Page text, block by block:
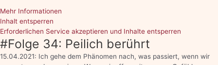
Mehr Informationen
Inhalt entsperren
Erforderlichen Service akzeptieren und Inhalte entsperren
#Folge 34: Peilich berührt
15.04.2021: Ich gehe dem Phänomen nach, was passiert, wenn wir